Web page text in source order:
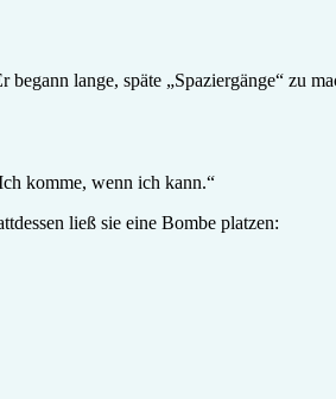
lange, späte „Spaziergänge“ zu
komme, wenn ich kann.“
ließ sie eine Bombe platzen: